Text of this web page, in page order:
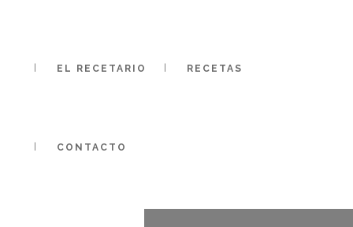
EL RECETARIO RECETAS
CONTACTO